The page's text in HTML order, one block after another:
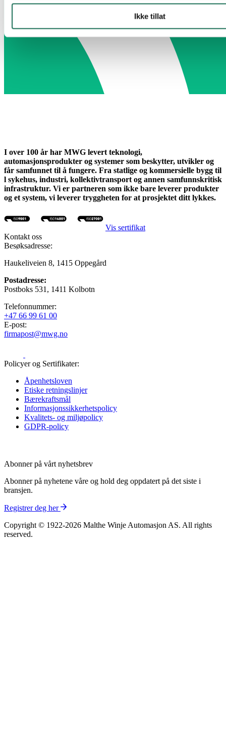
Ikke tillat
I over 100 år har MWG levert teknologi,
automasjonsprodukter og systemer som beskytter, utvikler og
får samfunnet til å fungere. Fra statlige og kommersielle bygg til
l sykehus, industri, kollektivtransport og annen samfunnskritisk
infrastruktur. Vi er partneren som ikke bare leverer produkter
og et system, vi leverer tryggheten for at prosjektet ditt lykkes.
Vis sertifikat
Kontakt oss
Besøksadresse:
Haukeliveien 8, 1415 Oppegård
Postadresse:
Postboks 531, 1411 Kolbotn
Telefonnummer:
+47 66 99 61 00
E-post:
firmapost@mwg.no
Policyer og Sertifikater:
Åpenhetsloven
Etiske retningslinjer
Bærekraftsmål
Informasjons­sikkerhetspolicy
Kvalitets- og miljøpolicy
GDPR-policy
Abonner på vårt nyhetsbrev
Abonner på nyhetene våre og hold deg oppdatert på det siste i
bransjen.
Registrer deg her
Copyright © 1922-2026 Malthe Winje Automasjon AS. All rights
reserved.